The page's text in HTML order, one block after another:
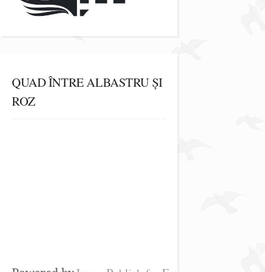
QUAD ÎNTRE ALBASTRU ȘI
ROZ